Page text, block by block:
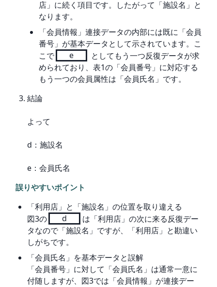
店」に続く項目です。したがって「施設名」と
なります。
「会員情報」連接データの内部には既に「会員
番号」が基本データとして示されています。こ
こで
e
としてもう一つ反復データが求
められており、表1の「会員番号」に対応する
もう一つの会員属性は「会員氏名」です。
結論
よって
d：施設名
e：会員氏名
誤りやすいポイント
「利用店」と「施設名」の位置を取り違える
図3の
d
は「利用店」の次に来る反復デー
タなので「施設名」ですが、「利用店」と勘違い
しがちです。
「会員氏名」を基本データと誤解
「会員番号」に対して「会員氏名」は通常一意に
付随しますが、図3では「会員情報」が連接デー